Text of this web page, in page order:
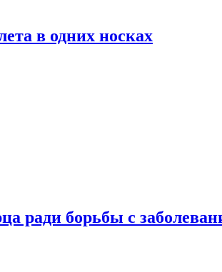
в одних носках
ради борьбы с